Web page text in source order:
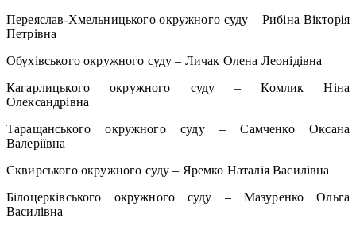
Переяслав-Хмельницького окружного суду – Рибіна Вікторія
Петрівна
Обухівського окружного суду – Личак Олена Леонідівна
Кагарлицького окружного суду – Комлик Ніна
Олександрівна
Таращанського окружного суду – Самченко Оксана
Валеріївна
Сквирського окружного суду – Яремко Наталія Василівна
Білоцерківського окружного суду – Мазуренко Ольга
Василівна